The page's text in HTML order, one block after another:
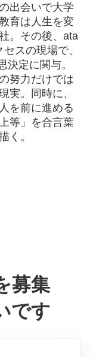
出会いで大学
育は人生を変
。その後、ata
スの現場で、
決定に関与。
努力だけでは
実。同時に、
を前に進める
等」を合言葉
く。
募集
です